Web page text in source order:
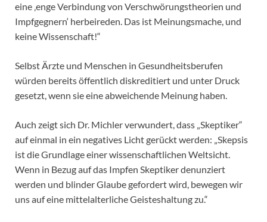
eine ‚enge Verbindung von Verschwörungstheorien und
Impfgegnern‘ herbeireden. Das ist Meinungsmache, und
keine Wissenschaft!“
Selbst Ärzte und Menschen in Gesundheitsberufen
würden bereits öffentlich diskreditiert und unter Druck
gesetzt, wenn sie eine abweichende Meinung haben.
Auch zeigt sich Dr. Michler verwundert, dass „Skeptiker“
auf einmal in ein negatives Licht gerückt werden: „Skepsis
ist die Grundlage einer wissenschaftlichen Weltsicht.
Wenn in Bezug auf das Impfen Skeptiker denunziert
werden und blinder Glaube gefordert wird, bewegen wir
uns auf eine mittelalterliche Geisteshaltung zu.“